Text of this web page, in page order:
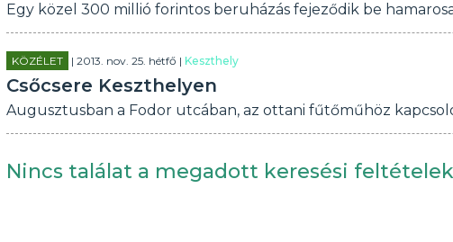
Egy közel 300 millió forintos beruházás fejeződik be
KÖZÉLET | 2013. nov. 25. hétfő | Keszthely
Csőcsere Keszthelyen
Augusztusban a Fodor utcában, az ottani fűtőműhöz
Nincs találat a megadott keresési